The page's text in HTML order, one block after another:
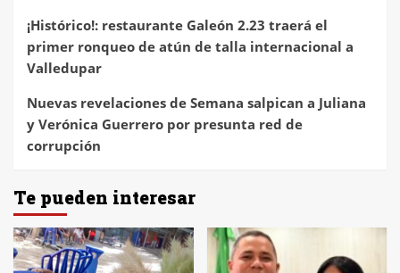
¡Histórico!: restaurante Galeón 2.23 traerá el
primer ronqueo de atún de talla internacional a
Valledupar
Nuevas revelaciones de Semana salpican a Juliana
y Verónica Guerrero por presunta red de
corrupción
Te pueden interesar